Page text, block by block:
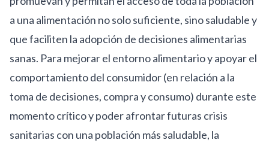
a una alimentación no solo suficiente, sino saludable y
que faciliten la adopción de decisiones alimentarias
sanas. Para mejorar el entorno alimentario y apoyar el
comportamiento del consumidor (en relación a la
toma de decisiones, compra y consumo) durante este
momento crítico y poder afrontar futuras crisis
sanitarias con una población más saludable, la